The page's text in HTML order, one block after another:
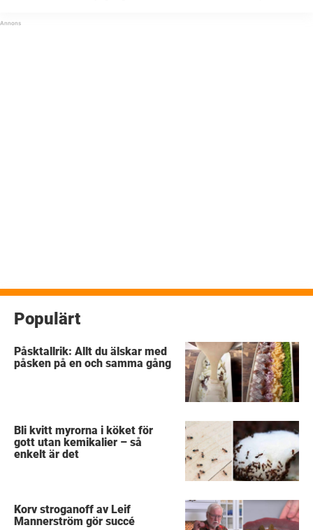
Populärt
Påsktallrik: Allt du älskar med
påsken på en och samma gång
Bli kvitt myrorna i köket för
gott utan kemikalier – så
enkelt är det
Korv stroganoff av Leif
Mannerström gör succé